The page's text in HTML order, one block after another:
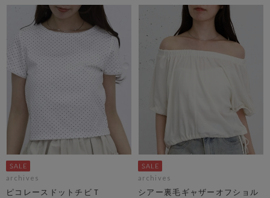
archives
ピコレースドットチビＴ
archives
シアー裏毛ギャザーオフショル